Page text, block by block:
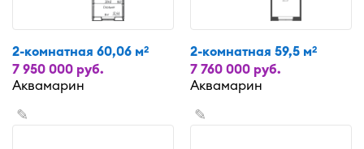
2-комнатная 60,06 м2
7 950 000 руб.
Аквамарин
2-комнатная 59,5 м2
7 760 000 руб.
Аквамарин
✎ ✎